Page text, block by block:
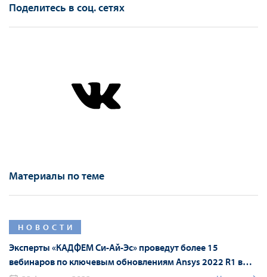
Поделитесь в соц. сетях
Материалы по теме
НОВОСТИ
Эксперты «КАДФЕМ Си-Ай-Эс» проведут более 15
вебинаров по ключевым обновлениям Ansys 2022 R1 в